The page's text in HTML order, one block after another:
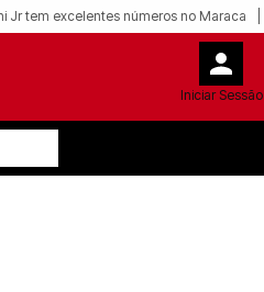
Jr tem excelentes números no Maraca
Iniciar Sessão